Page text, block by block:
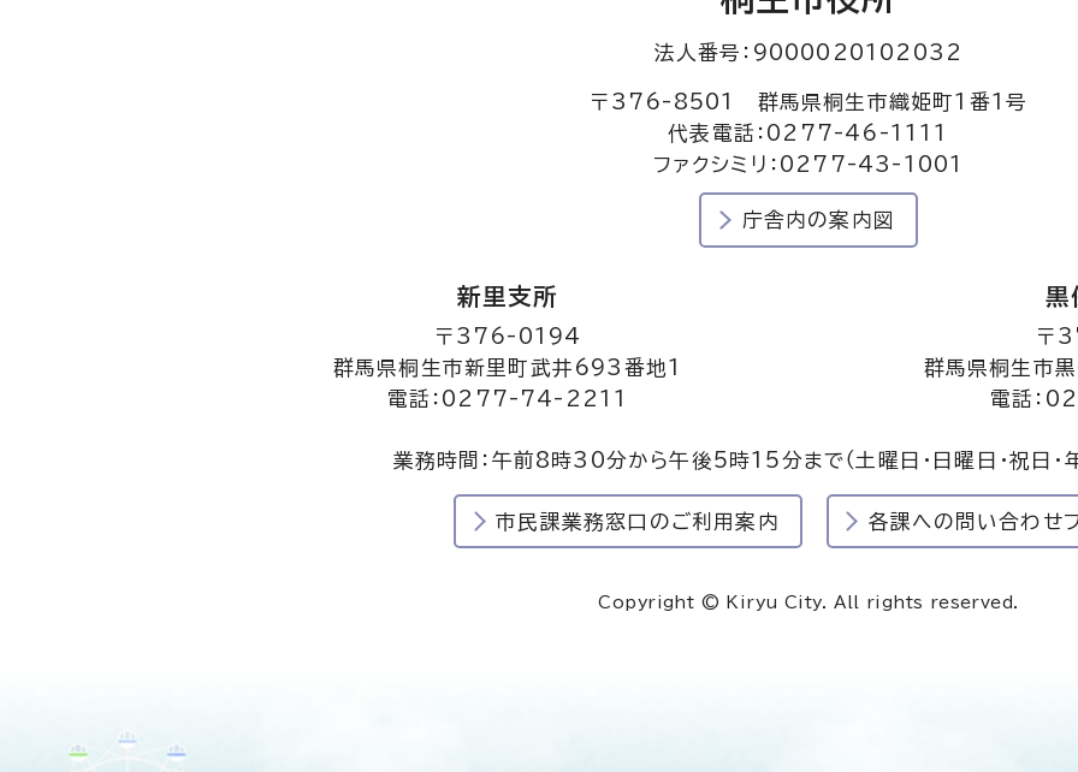
法人番号：9000020102032
〒376-8501 群馬県桐生市織姫町1番1号
代表電話：0277-46-1111
ファクシミリ：0277-43-1001
庁舎内の案内図
新里支所
〒376-0194
群馬県桐生市新里町武井693番地1
電話：0277-74-2211
黒
〒
群馬県桐生市
電話：
業務時間：午前8時30分から午後5時15分まで（土曜日・日曜日・祝日
市民課業務窓口のご利用案内 各課への問い合わせ
Copyright © Kiryu City. All rights reserved.